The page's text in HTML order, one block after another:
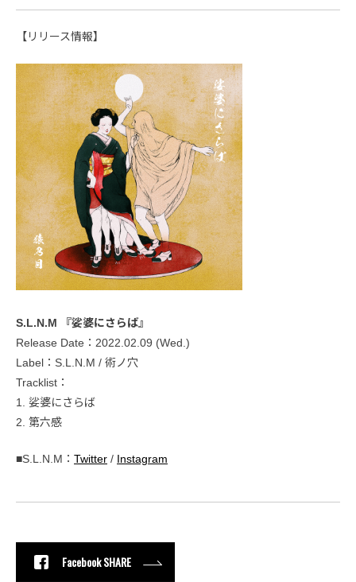
【リリース情報】
S.L.N.M 『娑婆にさらば』
Release Date：2022.02.09 (Wed.)
Label：S.L.N.M / 術ノ穴
Tracklist：
1. 娑婆にさらば
2. 第六感
■S.L.N.M： Twitter / Instagram
Facebook SHARE